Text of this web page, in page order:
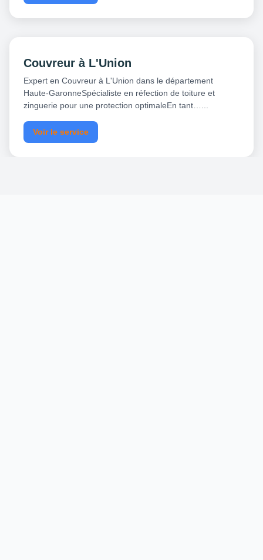
Couvreur à L'Union
Expert en Couvreur à L'Union dans le département
Haute-GaronneSpécialiste en réfection de toiture et
zinguerie pour une protection optimaleEn tant…...
Voir le service